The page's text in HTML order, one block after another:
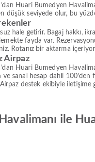
Huari Bumedyen
düşük seviyede olur, bu
hale getirir. Bagaj
fayda var.
Rotanız bir aktarma
Airpaz
Huari Bumedyen
ve sanal hesap dahil
destek ekibiyle iletişime
ile